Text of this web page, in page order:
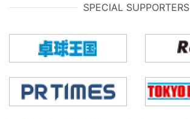
SPECIAL SUPPORTERS